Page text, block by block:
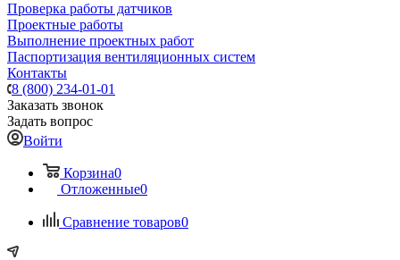
Проверка работы датчиков
Проектные работы
Выполнение проектных работ
Паспортизация вентиляционных систем
Контакты
8 (800) 234-01-01
Заказать звонок
Задать вопрос
Войти
Корзина0
Отложенные0
Сравнение товаров0